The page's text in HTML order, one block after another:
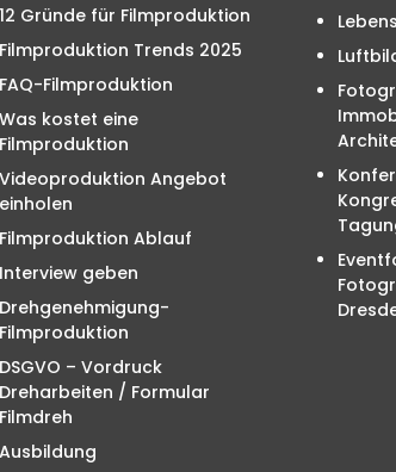
12 Gründe für Filmproduktion
Filmproduktion Trends 2025
FAQ-Filmproduktion
Was kostet eine
Filmproduktion
Videoproduktion Angebot
einholen
Filmproduktion Ablauf
Interview geben
Drehgenehmigung-
Filmproduktion
DSGVO – Vordruck
Dreharbeiten / Formular
Filmdreh
Ausbildung